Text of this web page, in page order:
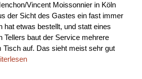
Vincent Moissonnier in Köln
der Sicht des Gastes ein fast immer
hat etwas bestellt, und statt eines
Tellers baut der Service mehrere
Tisch auf. Das sieht meist sehr gut